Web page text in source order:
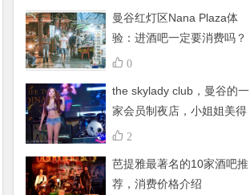
曼谷红灯区Nana Plaza体
验：进酒吧一定要消费吗？
有什么禁忌呢？
0
the skylady club，曼谷的一
家会员制夜店，小姐姐美得
不得了，组团更嗨
2
芭提雅最著名的10家酒吧推
荐，消费价格介绍